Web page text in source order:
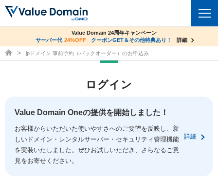
ドメイントップ
ドメイン移管
ドメイン価格一覧
ドメイン一括検索
コアサーバー
バリューサーバー
XREA
セキュリティトップ
Value Domain ネットde診断
SSL証明書
サービストップ
お得意様割引
facebook
co.jpドメイン✕コアサーバーV2ビジネス応援キャンペーン
サーバー料金1年間無料
詳細
Value Domain 24周年キャンペーン
サーバー代 24%OFF クーポンGET＆その他特典あり！ 詳細
ドメイン取得ならバリュードメイン
.jpドメイン 事前予約（バックオーダー）のお申込み
ログイン
Value Domain Oneの提供を開始しました！
お客様からいただいた使いやすさへのご要望を反映し、新
しいドメイン・レンタルサーバー・セキュリティ管理機能
を実装いたしました。ぜひお試しいただき、さらなるご意
見をお寄せください。
詳細